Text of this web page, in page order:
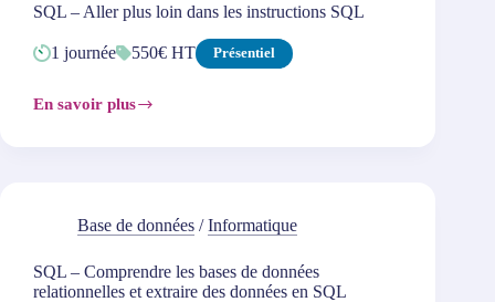
SQL – Aller plus loin dans les instructions SQL
1 journée 550€ HT Présentiel
En savoir plus
SQL
SQL
Base de données /Informatique
SQL – Comprendre les bases de données
relationnelles et extraire des données en SQL